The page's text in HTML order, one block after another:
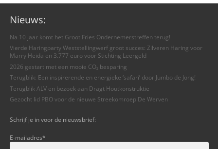
Nieuws:
Na 10 jaar komt het Groot Fries Ondernemerstreffen terug!
Vierde Haringparty Weststellingwerf groot succes: Zilveren Haring voor
Marry Heida en 3.777 euro voor Stichting Leergeld
2026 gestart met een mooie CO₂ besparing
Terugblik: Een inspirerende en energieke ‘safari’ door Jumbo de Jong!
Terugblik ALV en bezoek aan Dragt Houtkonstruktie
Gezocht lid PBO voor de nieuwe Streekomroep De Werven
Schrijf je in voor de nieuwsbrief:
E-mailadres*